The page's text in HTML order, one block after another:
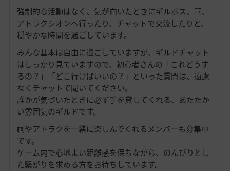
強制的な活動はなく、気が向いたときにギルボス、祠、
アトラクシオンへ行ったり、チャットで交流したりと、
穏やかな時間を過ごしています。
みんな基本は自由に過ごしていますが、ギルドチャット
はしっかり見ていますので、初心者さんの「これどうす
るの？」「どこ行けばいいの？」といった質問は、遠慮
なくチャットで聞いてください。
誰かが気づいたときに必ず手を貸してくれる、あたたか
い雰囲気のギルドです。
祠やアトラクを一緒に楽しんでくれるメンバーも募集中
です。
ゲーム内で心地よい距離感を保ちながら、のんびりとし
た繋がりを求める方をお待ちしています。